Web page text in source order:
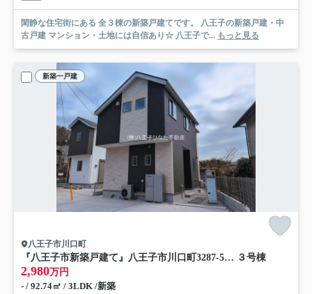
閑静な住宅街にある 全３棟の新築戸建てです。 八王子の新築戸建・中
古戸建 マンション・土地には自信あり☆ 八王子で... もっと見る
新築一戸建
八王子市川口町
『八王子市新築戸建て』八王子市川口町3287-5【仲介手数料無料】 ２４−６期 ３号棟
2,980万円
- / 92.74㎡ / 3LDK /新築